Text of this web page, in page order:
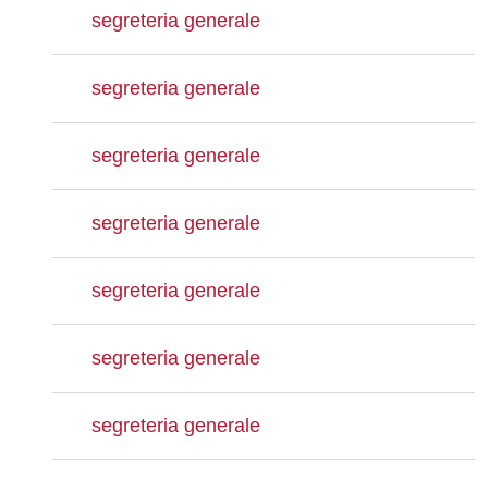
segreteria generale
segreteria generale
segreteria generale
segreteria generale
segreteria generale
segreteria generale
segreteria generale